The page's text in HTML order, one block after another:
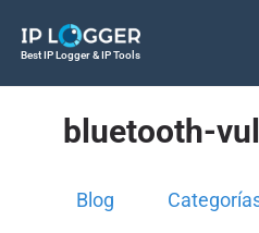
Best IP Logger & IP Tools
bluetooth-
Blog